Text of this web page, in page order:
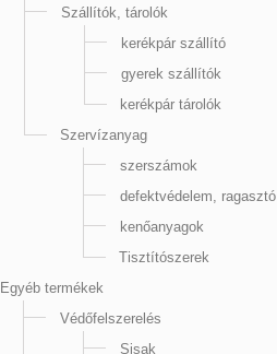
Szállítók, tárolók
kerékpár szállító
gyerek szállítók
kerékpár tárolók
Szervízanyag
szerszámok
defektvédelem, ragasztó
kenőanyagok
Tisztítószerek
Egyéb termékek
Védőfelszerelés
Sisak